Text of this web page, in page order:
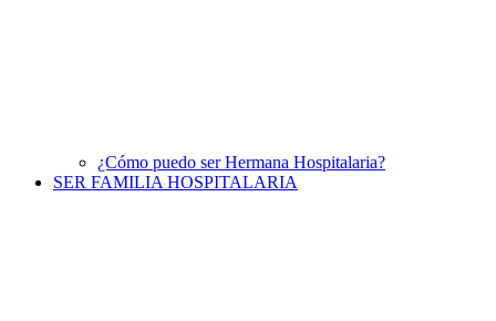
¿Cómo puedo ser Hermana Hospitalaria?
SER FAMILIA HOSPITALARIA